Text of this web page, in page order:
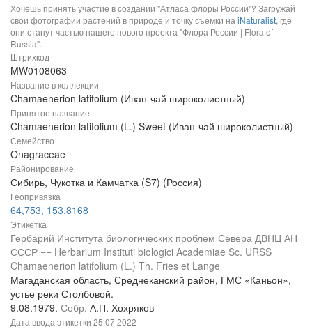
Хочешь принять участие в создании "Атласа флоры России"? Загружай
свои фотографии растений в природе и точку съемки на iNaturalist, где
они станут частью нашего нового проекта "Флора России | Flora of
Russia".
Штрихкод
MW0108063
Название в коллекции
Chamaenerion latifolium (Иван-чай широколистный)
Принятое название
Chamaenerion latifolium (L.) Sweet (Иван-чай широколистный)
Семейство
Onagraceae
Районирование
Сибирь, Чукотка и Камчатка (S7) (Россия)
Геопривязка
64,753, 153,8168
Этикетка
Гербарий Института биологических проблем Севера ДВНЦ АН
СССР == Herbarium Instituti biologici Academiae Sc. URSS
Chamaenerion latifolium (L.) Th. Fries et Lange
Магаданская область, Среднеканский район, ГМС «Каньон»,
устье реки Столбовой.
9.08.1979. Собр. А.П. Хохряков
Дата ввода этикетки 25.07.2022